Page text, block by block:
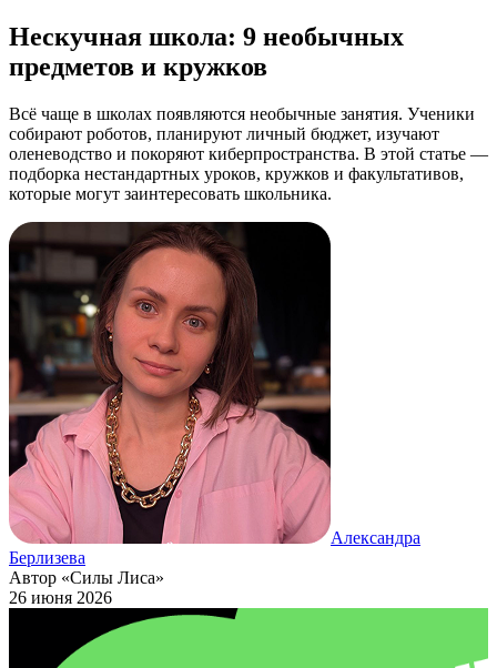
Нескучная школа: 9 необычных
предметов и кружков
Всё чаще в школах появляются необычные занятия. Ученики
собирают роботов, планируют личный бюджет, изучают
оленеводство и покоряют киберпространства. В этой статье —
подборка нестандартных уроков, кружков и факультативов,
которые могут заинтересовать школьника.
Александра
Берлизева
Автор «Силы Лиса»
26 июня 2026